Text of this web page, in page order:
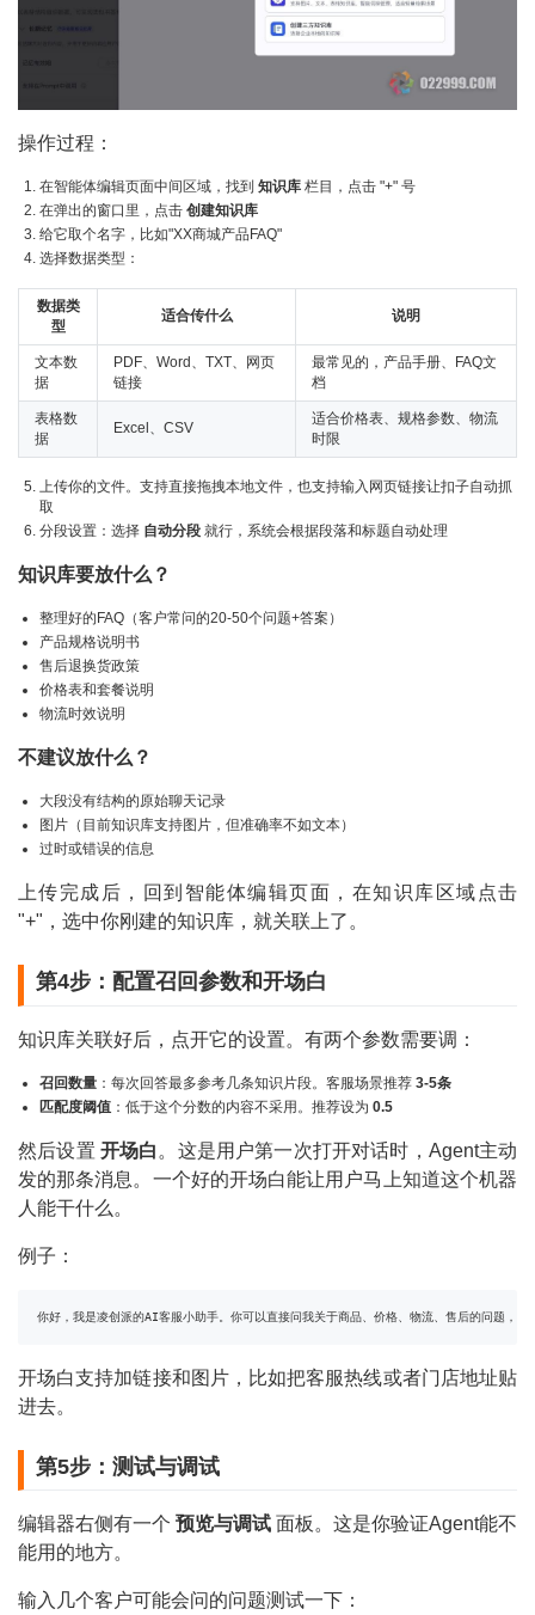
操作过程：
在智能体编辑页面中间区域，找到 知识库 栏目，点击 "+" 号
在弹出的窗口里，点击 创建知识库
给它取个名字，比如"XX商城产品FAQ"
选择数据类型：
数据类
型
适合传什么 说明
文本数
据
PDF、Word、TXT、网页
链接
最常见的，产品手册、FAQ文
档
表格数
据
Excel、CSV
适合价格表、规格参数、物流
时限
上传你的文件。支持直接拖拽本地文件，也支持输入网页链接让扣子自动抓
取
分段设置：选择 自动分段 就行，系统会根据段落和标题自动处理
知识库要放什么？
整理好的FAQ（客户常问的20-50个问题+答案）
产品规格说明书
售后退换货政策
价格表和套餐说明
物流时效说明
不建议放什么？
大段没有结构的原始聊天记录
图片（目前知识库支持图片，但准确率不如文本）
过时或错误的信息
上传完成后，回到智能体编辑页面，在知识库区域点击
"+"，选中你刚建的知识库，就关联上了。
第4步：配置召回参数和开场白
知识库关联好后，点开它的设置。有两个参数需要调：
召回数量 ：每次回答最多参考几条知识片段。客服场景推荐 3-5条
匹配度阈值 ：低于这个分数的内容不采用。推荐设为 0.5
然后设置 开场白 。这是用户第一次打开对话时，Agent主动
发的那条消息。一个好的开场白能让用户马上知道这个机器
人能干什么。
例子：
你好，我是凌创派的AI客服小助手。你可以直接问我关于商品、价格、物流、售后的问题，
开场白支持加链接和图片，比如把客服热线或者门店地址贴
进去。
第5步：测试与调试
编辑器右侧有一个 预览与调试 面板。这是你验证Agent能不
能用的地方。
输入几个客户可能会问的问题测试一下：